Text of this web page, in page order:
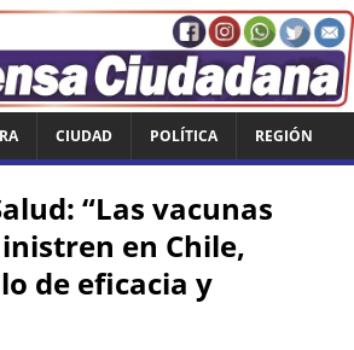
CIUDAD POLÍTICA REGIÓN
“Las vacunas
en Chile,
de eficacia y